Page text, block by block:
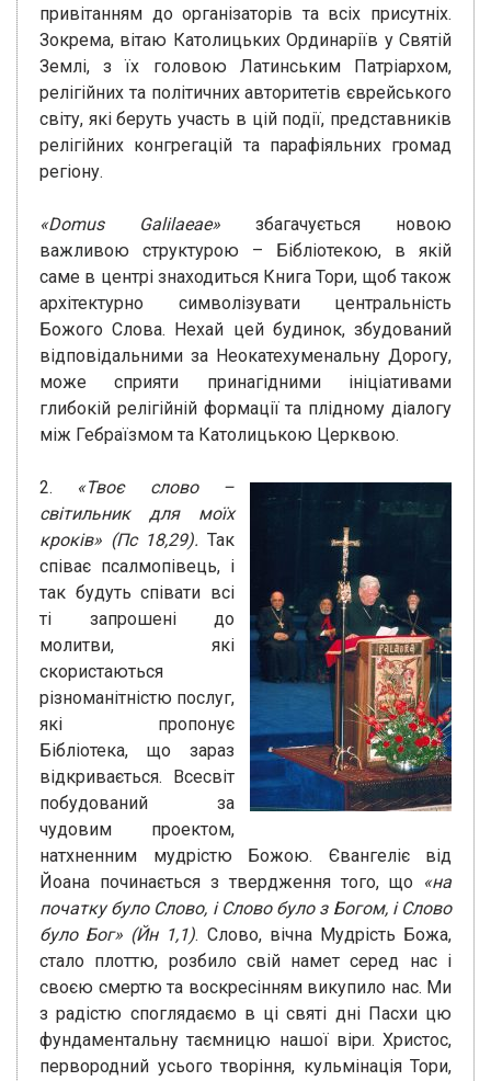
привітанням до організаторів та всіх присутніх.
Зокрема, вітаю Католицьких Ординаріїв у Святій
Землі, з їх головою Латинським Патріархом,
релігійних та політичних авторитетів єврейського
світу, які беруть участь в цій події, представників
релігійних конгрегацій та парафіяльних громад
регіону.
«Domus Galilaeae» збагачується новою
важливою структурою – Бібліотекою, в якій
саме в центрі знаходиться Книга Тори, щоб також
архітектурно символізувати центральність
Божого Слова. Нехай цей будинок, збудований
відповідальними за Неокатехуменальну Дорогу,
може сприяти принагідними ініціативами
глибокій релігійній формації та плідному діалогу
між Гебраїзмом та Католицькою Церквою.
2. «Твоє слово –
світильник для моїх
кроків» (Пс 18,29). Так
співає псалмопівець, і
так будуть співати всі
ті запрошені до
молитви, які
скористаються
різноманітністю послуг,
які пропонує
Бібліотека, що зараз
відкривається. Всесвіт
побудований за
чудовим проектом,
натхненним мудрістю Божою. Євангеліє від
Йоана починається з твердження того, що
«на
початку було Слово, і Слово було з Богом, і Слово
було Бог» (Йн 1,1). Слово, вічна Мудрість Божа,
стало плоттю, розбило свій намет серед нас і
своєю смертю та воскресінням викупило нас. Ми
з радістю споглядаємо в ці святі дні Пасхи цю
фундаментальну таємницю нашої віри. Христос,
первородний усього творіння, кульмінація Тори,